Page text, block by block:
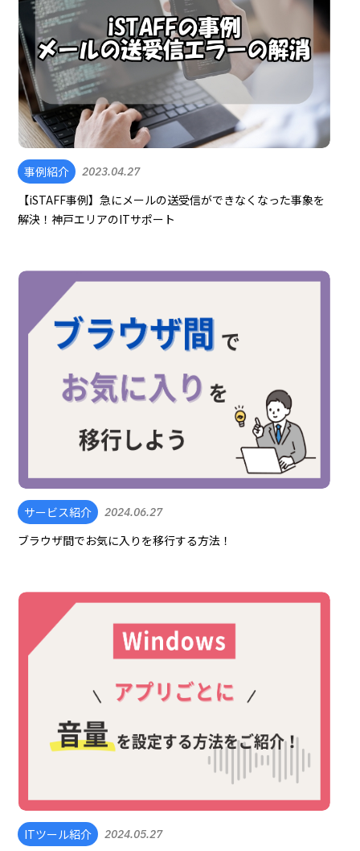
事例紹介 2023.04.27
【iSTAFF事例】急にメールの送受信ができなくなった事象を
解決！神戸エリアのITサポート
サービス紹介 2024.06.27
ブラウザ間でお気に入りを移行する方法！
ITツール紹介 2024.05.27